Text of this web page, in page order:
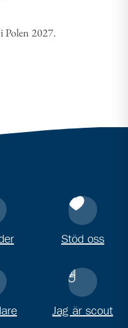
Polen 2027.
Stöd oss
Jag är scout